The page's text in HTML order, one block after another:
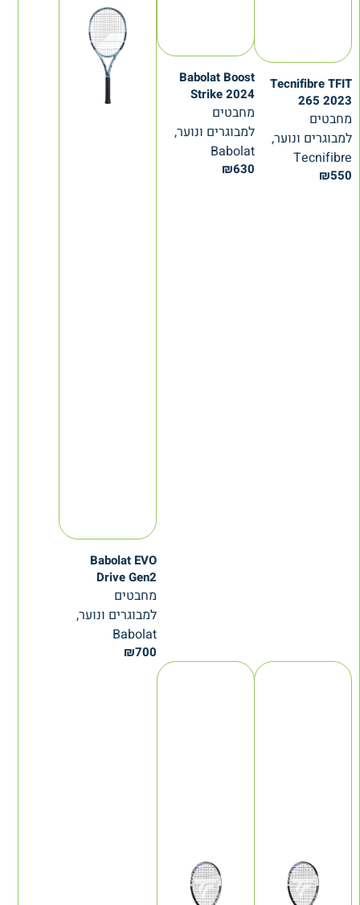
Tecnifibre TFIT
265 2023
מחבטים
למבוגרים ונוער,
Tecnifibre
₪550
Babolat Boost
Strike 2024
מחבטים
למבוגרים ונוער,
Babolat
₪630
Babolat EVO
Drive Gen2
מחבטים
למבוגרים ונוער,
Babolat
₪700